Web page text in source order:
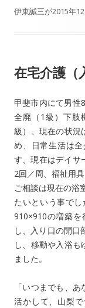
伊東誠三が2015年
在宅介護（
甲斐市内にて男性
全廃（1級）下肢
級）、現在の状況
め、日常生活は
す、現在はデイサ
2回／周、福祉用
ご相談は現在の浴
たいという事でし
910×910の増築を
し、入り口の開
し、移動や入浴
ました。
「いつまでも、
活かして、山梨